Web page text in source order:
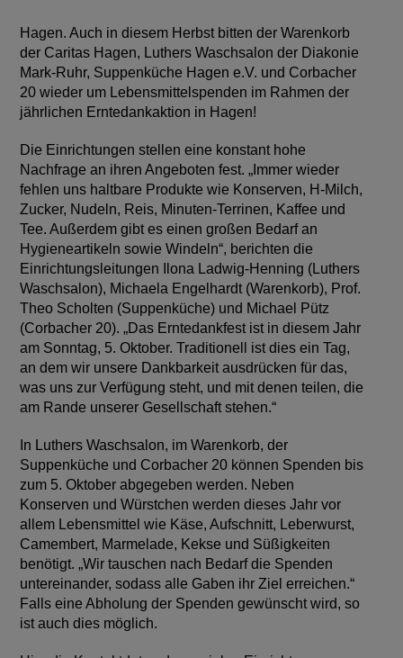
Hagen. Auch in diesem Herbst bitten der Warenkorb
der Caritas Hagen, Luthers Waschsalon der Diakonie
Mark-Ruhr, Suppenküche Hagen e.V. und Corbacher
20 wieder um Lebensmittelspenden im Rahmen der
jährlichen Erntedankaktion in Hagen!
Die Einrichtungen stellen eine konstant hohe
Nachfrage an ihren Angeboten fest. „Immer wieder
fehlen uns haltbare Produkte wie Konserven, H-Milch,
Zucker, Nudeln, Reis, Minuten-Terrinen, Kaffee und
Tee. Außerdem gibt es einen großen Bedarf an
Hygieneartikeln sowie Windeln“, berichten die
Einrichtungsleitungen Ilona Ladwig-Henning (Luthers
Waschsalon), Michaela Engelhardt (Warenkorb), Prof.
Theo Scholten (Suppenküche) und Michael Pütz
(Corbacher 20). „Das Erntedankfest ist in diesem Jahr
am Sonntag, 5. Oktober. Traditionell ist dies ein Tag,
an dem wir unsere Dankbarkeit ausdrücken für das,
was uns zur Verfügung steht, und mit denen teilen, die
am Rande unserer Gesellschaft stehen.“
In Luthers Waschsalon, im Warenkorb, der
Suppenküche und Corbacher 20 können Spenden bis
zum 5. Oktober abgegeben werden. Neben
Konserven und Würstchen werden dieses Jahr vor
allem Lebensmittel wie Käse, Aufschnitt, Leberwurst,
Camembert, Marmelade, Kekse und Süßigkeiten
benötigt. „Wir tauschen nach Bedarf die Spenden
untereinander, sodass alle Gaben ihr Ziel erreichen.“
Falls eine Abholung der Spenden gewünscht wird, so
ist auch dies möglich.